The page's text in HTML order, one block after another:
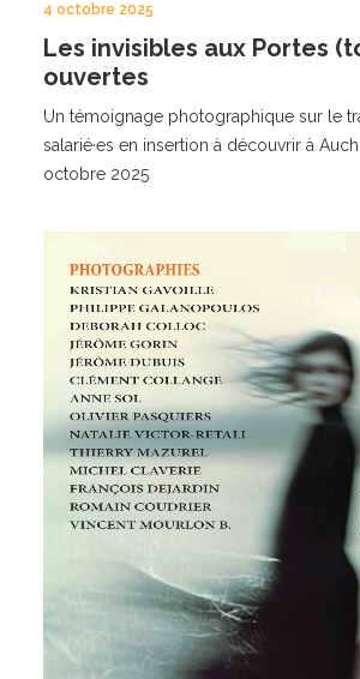
4 octobre 2025
Les invisibles aux Portes
ouvertes
Un témoignage photographique sur le
salarié·es en insertion à découvrir à
octobre 2025